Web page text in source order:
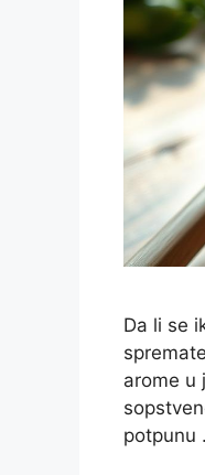
Da li se
arome u
potpunu